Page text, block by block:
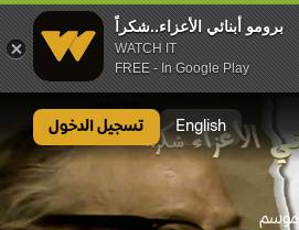
برومو أبنائي الأعزاء..شكراً
WATCH IT
FREE - In Google Play
English تسجيل الدخول
موسم